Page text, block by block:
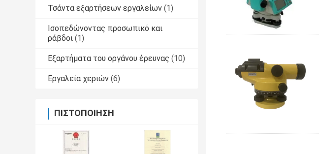
Τσάντα εξαρτήσεων εργαλείων (1)
Ισοπεδώνοντας προσωπικό και
ράβδοι (1)
Εξαρτήματα του οργάνου έρευνας (10)
Εργαλεία χεριών (6)
ΠΙΣΤΟΠΟΊΗΣΗ